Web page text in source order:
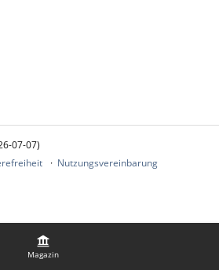
Magazin
07-07)
Nutzungsvereinbarung